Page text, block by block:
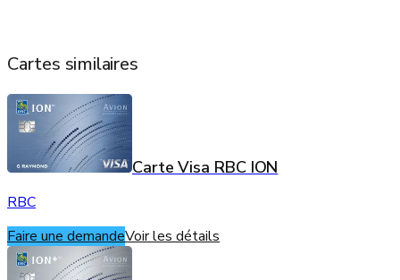
Cartes similaires
Carte Visa RBC ION
RBC
Faire une demandeVoir les détails